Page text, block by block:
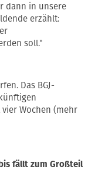
dann in unsere
erzählt:
soll."
Das BGJ-
Wochen (mehr
fällt zum Großteil